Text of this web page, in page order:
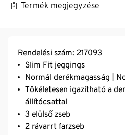
Termék megjegyzése
Rendelési szám: 217093
Slim Fit jeggings
Normál derékmagasság |
Tökéletesen igazítható a
állítócsattal
3 elülső zseb
2 rávarrt farzseb